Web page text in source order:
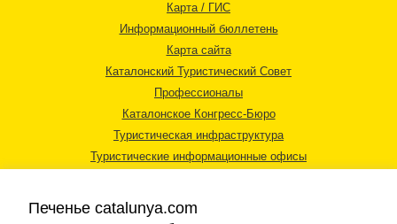
Карта / ГИС
Информационный бюллетень
Карта сайта
Каталонский Туристический Совет
Профессионалы
Каталонское Конгресс-Бюро
Туристическая инфраструктура
Туристические информационные офисы
Печенье catalunya.com